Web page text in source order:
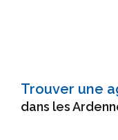
Trouver une
dans les